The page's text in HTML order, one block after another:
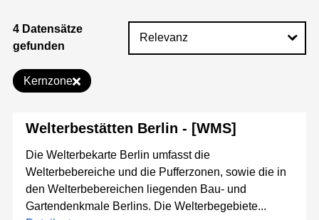
4 Datensätze
gefunden
Kernzone
Welterbestätten Berlin - [WMS]
Die Welterbekarte Berlin umfasst die
Welterbebereiche und die Pufferzonen, sowie die in
den Welterbebereichen liegenden Bau- und
Gartendenkmale Berlins. Die Welterbegebiete...